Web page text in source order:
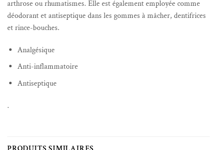
arthrose ou rhumatismes. Elle est également employée comme
déodorant et antiseptique dans les gommes à mâcher, dentifrices
et rince-bouches.
Analgésique
Anti-inflammatoire
Antiseptique
.